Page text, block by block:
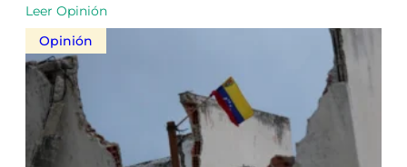
Leer Opinión
Opinión